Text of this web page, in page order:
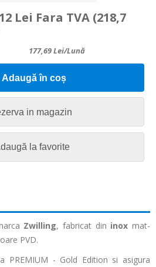
Lei Fara TVA (218,7
177,69Lei/lună
Adaugă în coș
in magazin
la favorite
Zwilling, fabricat din inoxmat-
PVD.
PREMIUM - Gold Edition si asigura